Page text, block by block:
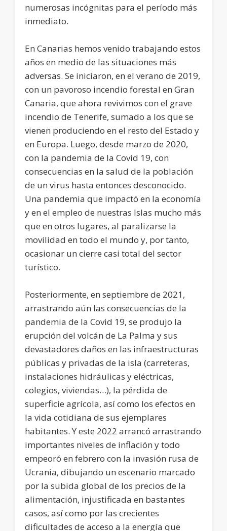
numerosas incógnitas para el período más
inmediato.
En Canarias hemos venido trabajando estos
años en medio de las situaciones más
adversas. Se iniciaron, en el verano de 2019,
con un pavoroso incendio forestal en Gran
Canaria, que ahora revivimos con el grave
incendio de Tenerife, sumado a los que se
vienen produciendo en el resto del Estado y
en Europa. Luego, desde marzo de 2020,
con la pandemia de la Covid 19, con
consecuencias en la salud de la población
de un virus hasta entonces desconocido.
Una pandemia que impactó en la economía
y en el empleo de nuestras Islas mucho más
que en otros lugares, al paralizarse la
movilidad en todo el mundo y, por tanto,
ocasionar un cierre casi total del sector
turístico.
Posteriormente, en septiembre de 2021,
arrastrando aún las consecuencias de la
pandemia de la Covid 19, se produjo la
erupción del volcán de La Palma y sus
devastadores daños en las infraestructuras
públicas y privadas de la isla (carreteras,
instalaciones hidráulicas y eléctricas,
colegios, viviendas…), la pérdida de
superficie agrícola, así como los efectos en
la vida cotidiana de sus ejemplares
habitantes. Y este 2022 arrancó arrastrando
importantes niveles de inflación y todo
empeoró en febrero con la invasión rusa de
Ucrania, dibujando un escenario marcado
por la subida global de los precios de la
alimentación, injustificada en bastantes
casos, así como por las crecientes
dificultades de acceso a la energía que